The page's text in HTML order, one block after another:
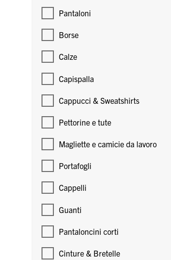
Pantaloni
Borse
Calze
Capispalla
Cappucci & Sweatshirts
Pettorine e tute
Magliette e camicie da lavoro
Portafogli
Cappelli
Guanti
Pantaloncini corti
Cinture & Bretelle